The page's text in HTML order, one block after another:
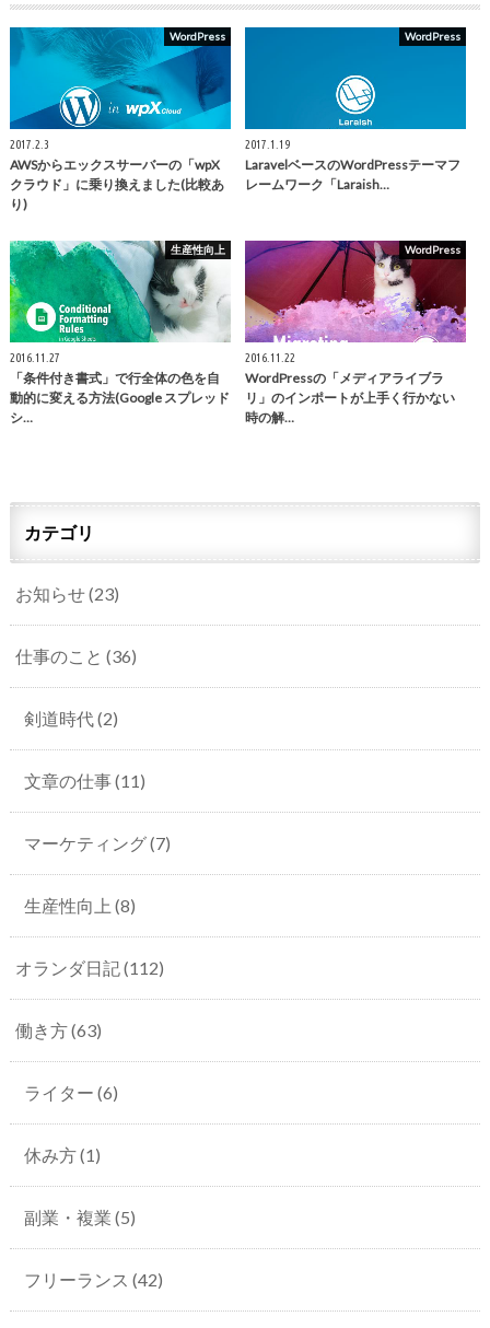
WordPress
2017.2.3
AWSからエックスサーバーの「wpX
クラウド」に乗り換えました(比較あ
り)
WordPress
2017.1.19
LaravelベースのWordPressテーマフ
レームワーク「Laraish…
生産性向上
2016.11.27
「条件付き書式」で行全体の色を自
動的に変える方法(Google スプレッド
シ…
WordPress
2016.11.22
WordPressの「メディアライブラ
リ」のインポートが上手く行かない
時の解…
カテゴリ
お知らせ(23)
仕事のこと (36)
剣道時代(2)
文章の仕事(11)
マーケティング(7)
生産性向上 (8)
オランダ日記(112)
働き方(63)
ライター (6)
休み方(1)
副業・複業 (5)
フリーランス (42)